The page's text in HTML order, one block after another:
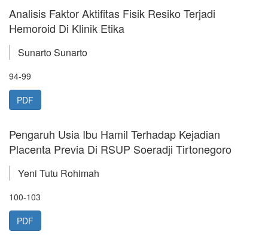
Analisis Faktor Aktifitas Fisik Resiko Terjadi
Hemoroid Di Klinik Etika
Sunarto Sunarto
94-99
PDF
Pengaruh Usia Ibu Hamil Terhadap Kejadian
Placenta Previa Di RSUP Soeradji Tirtonegoro
Yeni Tutu Rohimah
100-103
PDF